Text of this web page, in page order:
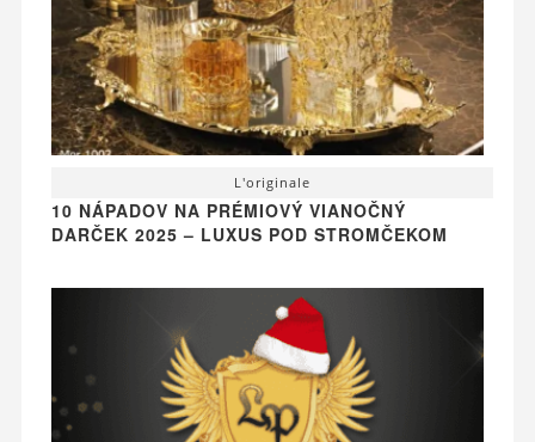
L'originale
10 NÁPADOV NA PRÉMIOVÝ VIANOČNÝ
DARČEK 2025 – LUXUS POD STROMČEKOM